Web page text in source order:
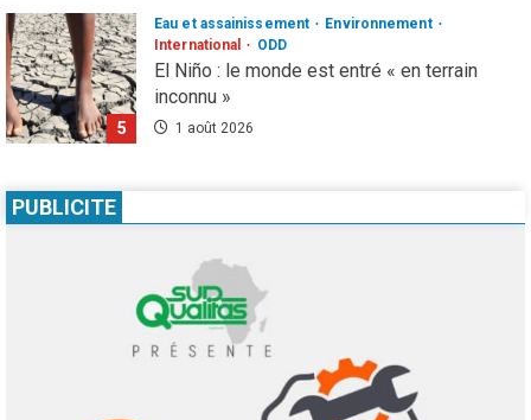
5
Eau et assainissement
Environnement
International
ODD
El Niño : le monde est entré « en terrain
inconnu »
1 août 2026
condamnée à un an de prison pour incitation
à la haine contre les migrants Marocains
4 août 2026
Culture Education
Pour nourrir l’IA, les géants de la tech
achètent des millions de livres… avant de
PUBLICITE